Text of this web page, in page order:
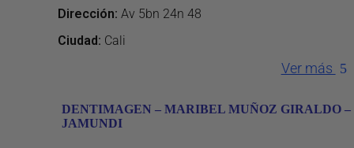
Dirección: Av 5bn 24n 48
Ciudad: Cali
Ver más
DENTIMAGEN – MARIBEL MUÑOZ GIRALDO –
JAMUNDI